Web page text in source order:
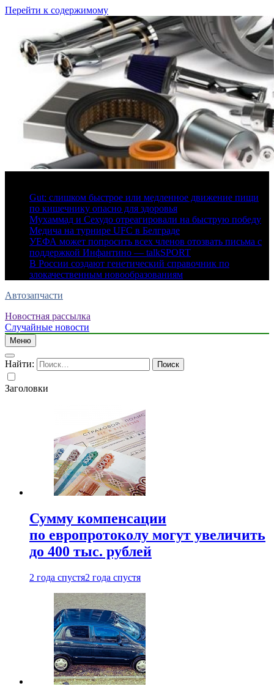
Перейти к содержимому
Gut: слишком быстрое или медленное движение пищи
по кишечнику опасно для здоровья
Мухаммад и Сехудо отреагировали на быструю победу
Медича на турнире UFC в Белграде
УЕФА может попросить всех членов отозвать письма с
поддержкой Инфантино — talkSPORT
В России создают генетический справочник по
злокачественным новообразованиям
Автозапчасти
Новостная рассылка
Случайные новости
Меню
Найти:
Заголовки
Сумму компенсации
по европротоколу могут увеличить
до 400 тыс. рублей
2 года спустя2 года спустя